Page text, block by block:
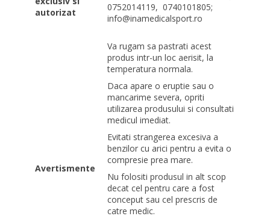
autorizat
0752014119, 0740101805;
info@inamedicalsport.ro
Avertismente
Va rugam sa pastrati acest
produs intr-un loc aerisit, la
temperatura normala.
Daca apare o eruptie sau o
mancarime severa, opriti
utilizarea produsului si consultati
medicul imediat.
Evitati strangerea excesiva a
benzilor cu arici pentru a evita o
compresie prea mare.
Nu folositi produsul in alt scop
decat cel pentru care a fost
conceput sau cel prescris de
catre medic.